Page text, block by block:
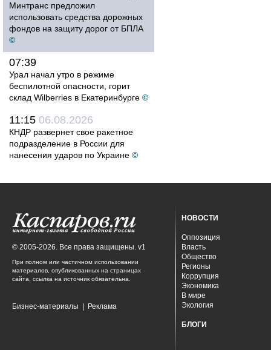
Минтранс предложил
использовать средства дорожных
фондов на защиту дорог от БПЛА
©
07:39
Урал начал утро в режиме
беспилотной опасности, горит
склад Wilberries в Екатеринбурге ©
11:15 06.08.2026
КНДР развернет свое ракетное
подразделение в России для
нанесения ударов по Украине ©
© 2005-2026. Все права защищены. v1
При полном или частичном использовании
материалов, опубликованных на страницах
сайта, ссылка на источник обязательна.
Бизнес-материалы Реклама
НОВОСТИ
Оппозиция
Власть
Общество
Регионы
Коррупция
Экономика
В мире
Экология
БЛОГИ